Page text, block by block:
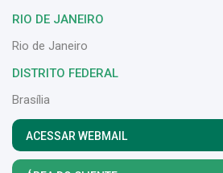
RIO DE JANEIRO
Rio de Janeiro
DISTRITO FEDERAL
Brasília
ACESSAR WEBMAIL